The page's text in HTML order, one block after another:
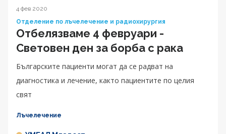
4 фев 2020
Отделение по лъчелечение и радиохирургия
Отбелязваме 4 февруари -
Световен ден за борба с рака
Българските пациенти могат да се радват на
диагностика и лечение, както пациентите по целия
свят
Лъчелечение